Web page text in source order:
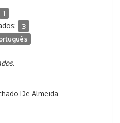
1
3
De Almeida